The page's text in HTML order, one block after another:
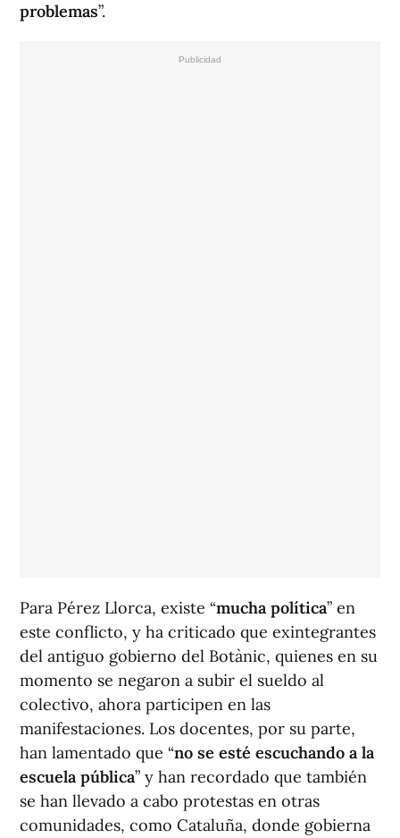
problemas”.
Para Pérez Llorca, existe “mucha política” en
este conflicto, y ha criticado que exintegrantes
del antiguo gobierno del Botànic, quienes en su
momento se negaron a subir el sueldo al
colectivo, ahora participen en las
manifestaciones. Los docentes, por su parte,
han lamentado que “no se esté escuchando a la
escuela pública” y han recordado que también
se han llevado a cabo protestas en otras
comunidades, como Cataluña, donde gobierna